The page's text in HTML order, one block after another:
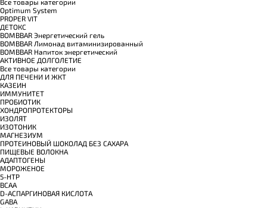
Optimum System
PROPER VIT
ДЕТОКС
BOMBBAR Энергетический гель
BOMBBAR Лимонад витаминизированный
BOMBBAR Напиток энергетический
АКТИВНОЕ ДОЛГОЛЕТИЕ
Все товары категории
ДЛЯ ПЕЧЕНИ И ЖКТ
КАЗЕИН
ИММУНИТЕТ
ПРОБИОТИК
ХОНДРОПРОТЕКТОРЫ
ИЗОЛЯТ
ИЗОТОНИК
МАГНЕЗИУМ
ПРОТЕИНОВЫЙ ШОКОЛАД БЕЗ САХАРА
ПИЩЕВЫЕ ВОЛОКНА
АДАПТОГЕНЫ
МОРОЖЕНОЕ
5-HTP
BCAA
D-АСПАРГИНОВАЯ КИСЛОТА
GABA